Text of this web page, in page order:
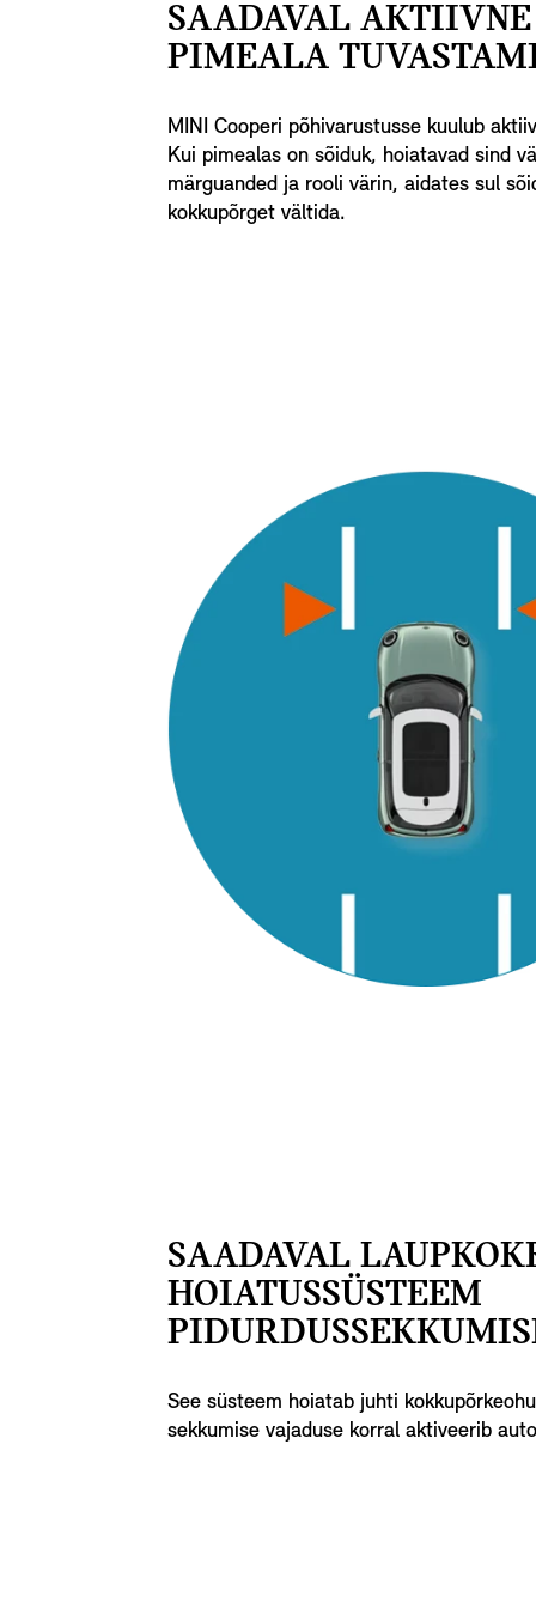
SAADAVAL AKTIIVNE
PIMEALA
MINI Cooperi põhivarustusse kuulub
Kui pimealas on sõiduk, hoiatavad sind
märguanded ja rooli värin, aidates sul
kokkupõrget vältida.
SAADAVAL
HOIATUSSÜSTEEM
See süsteem hoiatab juhti
sekkumise vajaduse korral aktiveerib